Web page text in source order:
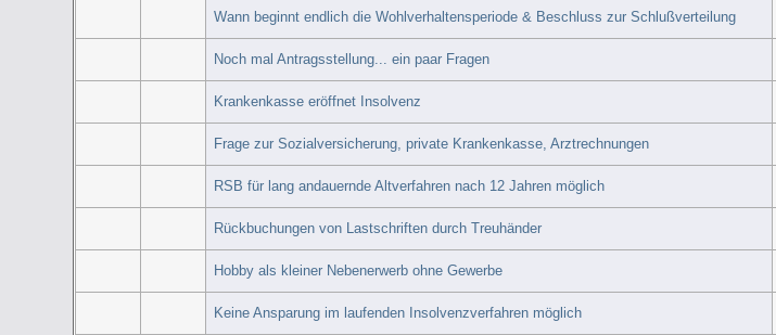
Wann beginnt endlich die Wohlverhaltensperiode & Beschluss zur Schlußverteilung
Noch mal Antragsstellung... ein paar Fragen
Krankenkasse eröffnet Insolvenz
Frage zur Sozialversicherung, private Krankenkasse, Arztrechnungen
RSB für lang andauernde Altverfahren nach 12 Jahren möglich
Rückbuchungen von Lastschriften durch Treuhänder
Hobby als kleiner Nebenerwerb ohne Gewerbe
Keine Ansparung im laufenden Insolvenzverfahren möglich